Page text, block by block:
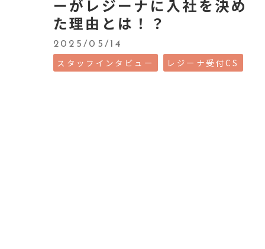
ーがレジーナに入社を決め
た理由とは！？
2025/05/14
スタッフインタビュー レジーナ受付CS